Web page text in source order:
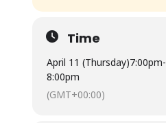
Time
April 11 (Thursday)7:00pm-
8:00pm
(GMT+00:00)